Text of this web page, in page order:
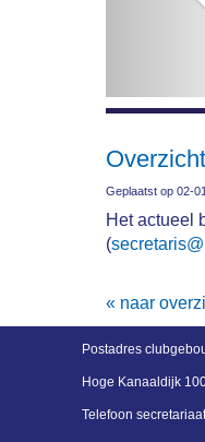
Geplaatst op 02-
Het actueel
(
« naar
Postadres
Hoge Kanaaldijk
Telefoon